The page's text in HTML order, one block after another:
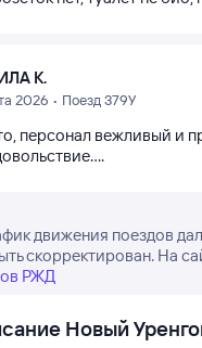
К.
2026 • Поезд 379У
персонал вежливый и
движения поездов
скорректирован. На
РЖД
Новый